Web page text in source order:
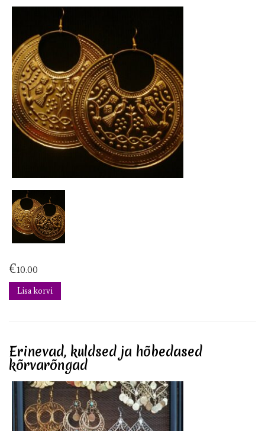
€10.00
Lisa korvi
Erinevad, kuldsed ja hõbedased
kõrvarõngad